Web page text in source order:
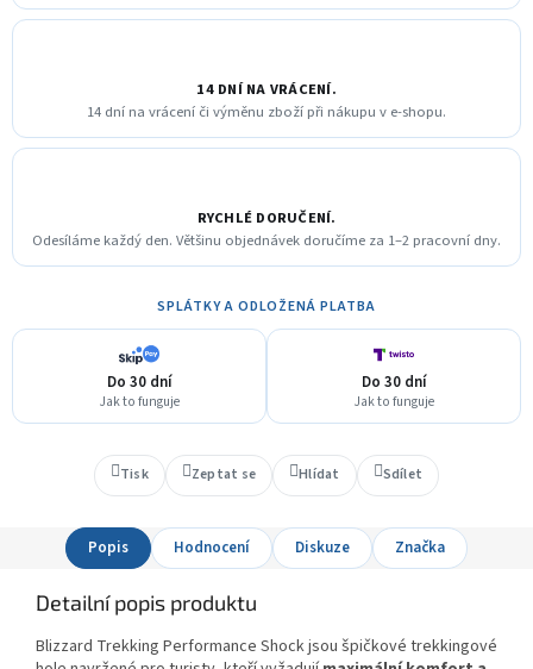
14 DNÍ NA VRÁCENÍ.
14 dní na vrácení či výměnu zboží při nákupu v e-shopu.
RYCHLÉ DORUČENÍ.
Odesíláme každý den. Většinu objednávek doručíme za 1–2 pracovní dny.
SPLÁTKY A ODLOŽENÁ PLATBA
Do 30 dní
Jak to funguje
Do 30 dní
Jak to funguje
Tisk Zeptat se Hlídat Sdílet
Popis Hodnocení Diskuze Značka
Detailní popis produktu
Blizzard Trekking Performance Shock jsou špičkové trekkingové